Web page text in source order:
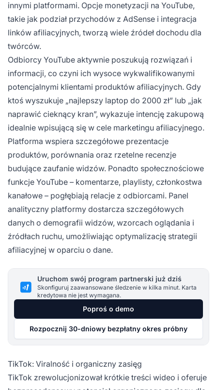
innymi platformami. Opcje monetyzacji na YouTube,
takie jak podział przychodów z AdSense i integracja
linków afiliacyjnych, tworzą wiele źródeł dochodu dla
twórców.
Odbiorcy YouTube aktywnie poszukują rozwiązań i
informacji, co czyni ich wysoce wykwalifikowanymi
potencjalnymi klientami produktów afiliacyjnych. Gdy
ktoś wyszukuje „najlepszy laptop do 2000 zł” lub „jak
naprawić cieknący kran”, wykazuje intencję zakupową
idealnie wpisującą się w cele marketingu afiliacyjnego.
Platforma wspiera szczegółowe prezentacje
produktów, porównania oraz rzetelne recenzje
budujące zaufanie widzów. Ponadto społecznościowe
funkcje YouTube – komentarze, playlisty, członkostwa
kanałowe – pogłębiają relacje z odbiorcami. Panel
analityczny platformy dostarcza szczegółowych
danych o demografii widzów, wzorcach oglądania i
źródłach ruchu, umożliwiając optymalizację strategii
afiliacyjnej w oparciu o dane.
Uruchom swój program partnerski już dziś
Skonfiguruj zaawansowane śledzenie w kilka minut. Karta
kredytowa nie jest wymagana.
Poproś o demo
Rozpocznij 30-dniowy bezpłatny okres próbny
TikTok: Viralność i organiczny zasięg
TikTok zrewolucjonizował krótkie treści wideo i oferuje